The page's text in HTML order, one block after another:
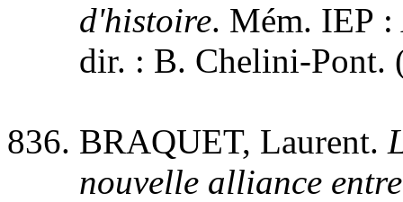
d'histoire. Mém. IEP
dir. : B. Chelini-Pont.
BRAQUET, Laurent.
nouvelle alliance